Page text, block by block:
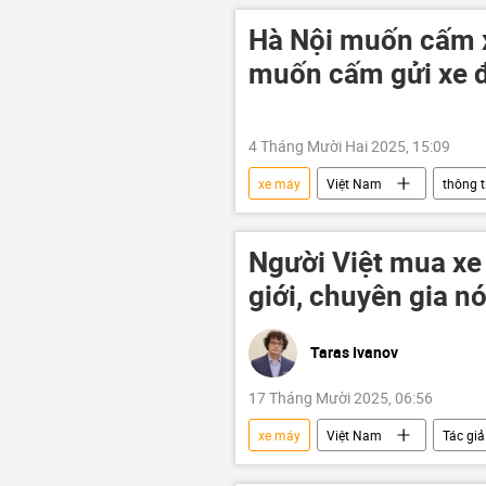
ô nhiễm không khí
Tác giả
Hà Nội muốn cấm
muốn cấm gửi xe
4 Tháng Mười Hai 2025, 15:09
xe máy Việt Nam thông
Kinh tế
Hà Nội Xã
Người Việt mua
giới, chuyên gia
Taras Ivanov
17 Tháng Mười 2025, 06:56
xe máy Việt Nam Tác giả
giao thông
môi trường